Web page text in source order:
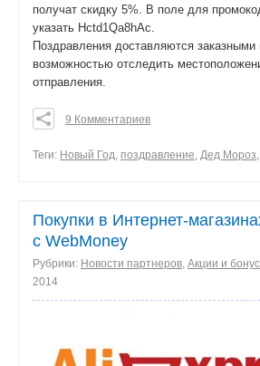
получат скидку 5%. В поле для
указать Hctd1Qa8hAc.
Поздравления доставляются
возможностью отследить
отправления.
0
9 Комментариев
Теги: Новый Год, поздравление, Дед Мороз,
Покупки в Интернет-
с WebMoney
Рубрики: Новости партнеров, Акции и
2014